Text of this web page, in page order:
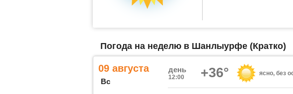
Погода на неделю в Шанлыурфе (Кратко)
09 августа
Вс
день
12:00 +36° ясно, без